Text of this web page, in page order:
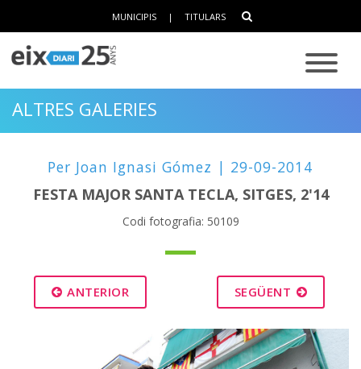
MUNICIPIS | TITULARS
ALTRES GALERIES
Per Joan Ignasi Gómez | 29-09-2014
FESTA MAJOR SANTA TECLA, SITGES, 2'14
Codi fotografia: 50109
ANTERIOR SEGÜENT